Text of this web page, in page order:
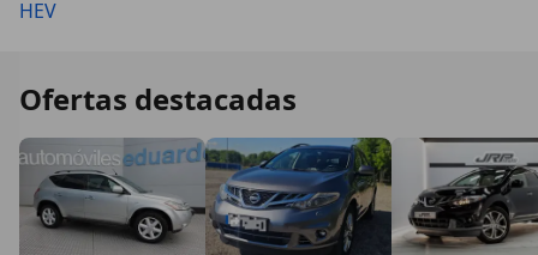
HEV
Ofertas destacadas